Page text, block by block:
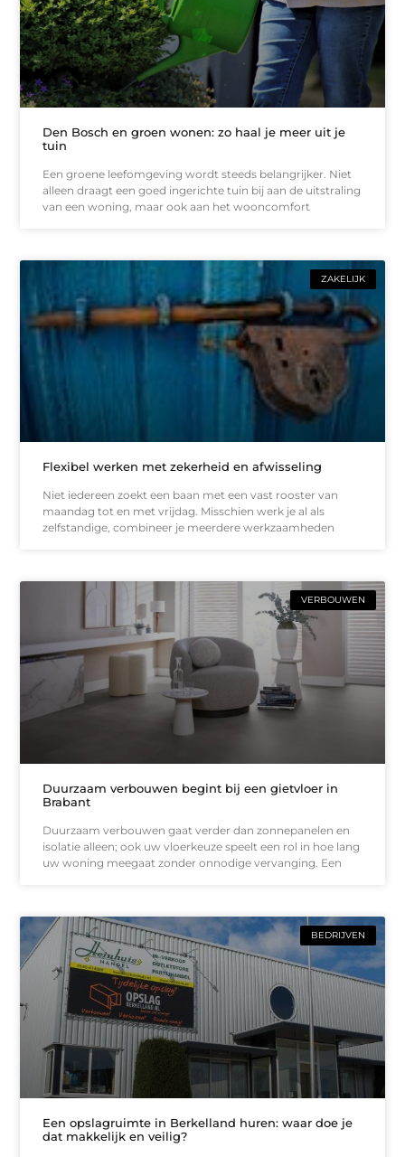
Den Bosch en groen wonen: zo haal je meer uit je
tuin
Een groene leefomgeving wordt steeds belangrijker. Niet
alleen draagt een goed ingerichte tuin bij aan de uitstraling
van een woning, maar ook aan het wooncomfort
ZAKELIJK
Flexibel werken met zekerheid en afwisseling
Niet iedereen zoekt een baan met een vast rooster van
maandag tot en met vrijdag. Misschien werk je al als
zelfstandige, combineer je meerdere werkzaamheden
VERBOUWEN
Duurzaam verbouwen begint bij een gietvloer in
Brabant
Duurzaam verbouwen gaat verder dan zonnepanelen en
isolatie alleen; ook uw vloerkeuze speelt een rol in hoe lang
uw woning meegaat zonder onnodige vervanging. Een
BEDRIJVEN
Een opslagruimte in Berkelland huren: waar doe je
dat makkelijk en veilig?